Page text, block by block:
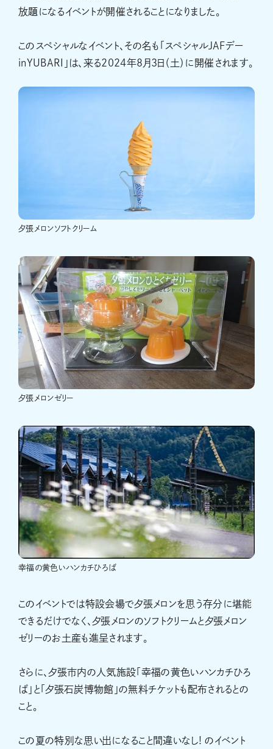
放題になるイベントが開催されることになりました。
このスペシャルなイベント、その名も「スペシャルJAFデー
inYUBARI」は、来る2024年8月3日（土）に開催されます。
夕張メロンソフトクリーム
夕張メロンゼリー
幸福の黄色いハンカチひろば
このイベントでは特設会場で夕張メロンを思う存分に堪能
できるだけでなく、夕張メロンのソフトクリームと夕張メロン
ゼリーのお土産も進呈されます。
さらに、夕張市内の人気施設「幸福の黄色いハンカチひろ
ば」と「夕張石炭博物館」の無料チケットも配布されるとの
こと。
この夏の特別な思い出になること間違いなし! のイベント